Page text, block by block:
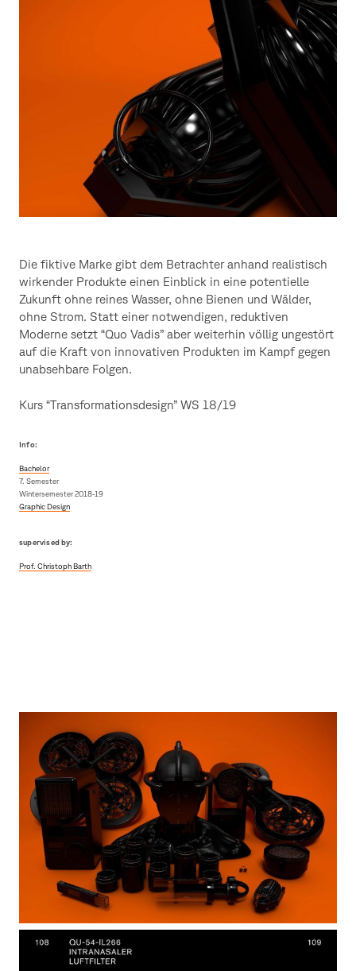
Die fiktive Marke gibt dem Betrachter anhand realistisch
wirkender Produkte einen Einblick in eine potentielle
Zukunft ohne reines Wasser, ohne Bienen und Wälder,
ohne Strom. Statt einer notwendigen, reduktiven
Moderne setzt “Quo Vadis” aber weiterhin völlig ungestört
auf die Kraft von innovativen Produkten im Kampf gegen
unabsehbare Folgen.
Kurs “Transformationsdesign” WS 18/19
Info:
Bachelor
7. Semester
Wintersemester 2018-19
Graphic Design
supervised by:
Prof. Christoph Barth